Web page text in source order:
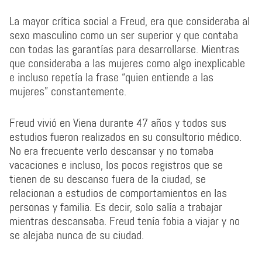
La mayor crítica social a Freud, era que consideraba al
sexo masculino como un ser superior y que contaba
con todas las garantías para desarrollarse. Mientras
que consideraba a las mujeres como algo inexplicable
e incluso repetía la frase “quien entiende a las
mujeres” constantemente.
Freud vivió en Viena durante 47 años y todos sus
estudios fueron realizados en su consultorio médico.
No era frecuente verlo descansar y no tomaba
vacaciones e incluso, los pocos registros que se
tienen de su descanso fuera de la ciudad, se
relacionan a estudios de comportamientos en las
personas y familia. Es decir, solo salía a trabajar
mientras descansaba. Freud tenía fobia a viajar y no
se alejaba nunca de su ciudad.